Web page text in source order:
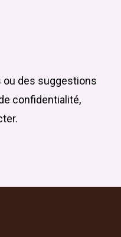
ou des suggestions
confidentialité,